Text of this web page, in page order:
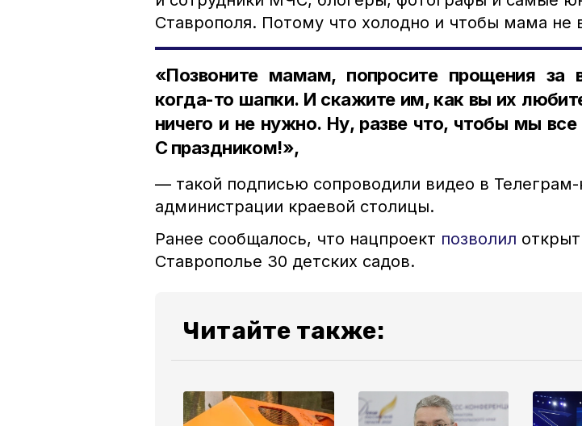
Ставрополя. Потому что холодно и чтобы мама не
«Позвоните мамам, попросите прощения за
когда-то шапки. И скажите им, как вы их
ничего и не нужно. Ну, разве что, чтобы мы
С праздником!»,
— такой подписью сопроводили видео в Телеграм-
администрации краевой столицы.
Ранее сообщалось, что нацпроект позволил
Ставрополье 30 детских садов.
Читайте также: